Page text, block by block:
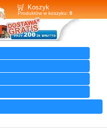
Koszyk
Produktów w koszyku: 0